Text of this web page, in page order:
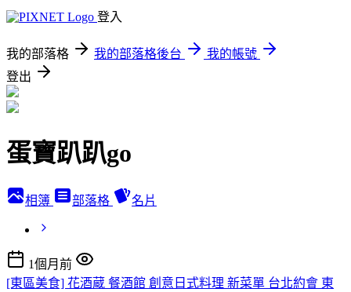
登入
我的部落格 我的部落格後台
我的帳號
登出
蛋寶趴趴go
相簿 部落格 名片
1個月前
[東區美食] 花酒蔵 餐酒館 創意日式料理 新菜單 台北約會 東